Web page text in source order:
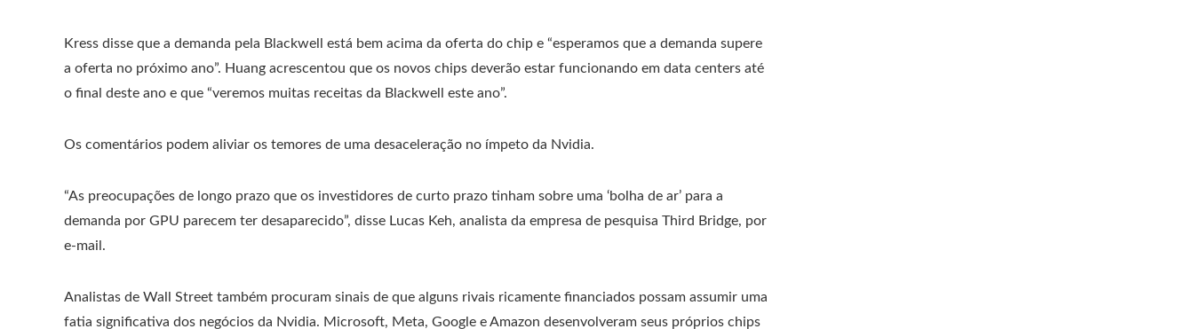
Kress disse que a demanda pela Blackwell está bem acima da oferta do chip e “esperamos que a demanda supere
a oferta no próximo ano”. Huang acrescentou que os novos chips deverão estar funcionando em data centers até
o final deste ano e que “veremos muitas receitas da Blackwell este ano”.
Os comentários podem aliviar os temores de uma desaceleração no ímpeto da Nvidia.
“As preocupações de longo prazo que os investidores de curto prazo tinham sobre uma ‘bolha de ar’ para a
demanda por GPU parecem ter desaparecido”, disse Lucas Keh, analista da empresa de pesquisa Third Bridge, por
e-mail.
Analistas de Wall Street também procuram sinais de que alguns rivais ricamente financiados possam assumir uma
fatia significativa dos negócios da Nvidia. Microsoft, Meta, Google e Amazon desenvolveram seus próprios chips